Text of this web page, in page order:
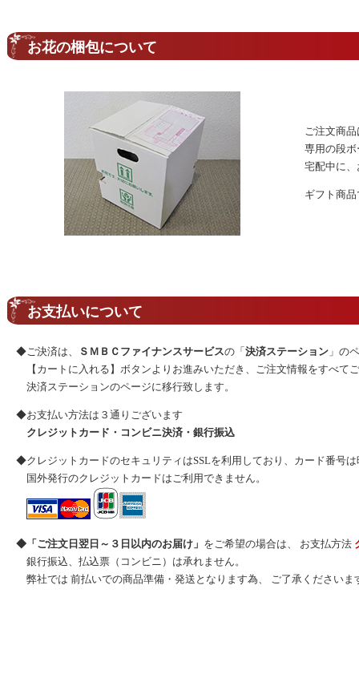
お花の梱包について
ご注文商
専用の段
宅配中に
ギフト商
お支払いについて
◆ご決済は、 ＳＭＢＣファイナンスサービスの「 決済ステーション 」の
【カートに入れる】ボタンよりお進みいただき、ご注文情報をすべて
決済ステーションのページに移行致します。
◆お支払い方法は３通りございます
クレジットカード・コンビニ決済・銀行振込
◆クレジットカードのセキュリティはSSLを利用しており、カード番号
国外発行のクレジットカードはご利用できません。
◆「ご注文日翌日～３日以内のお届け」 をご希望の場合は、 お支払方法
銀行振込、払込票（コンビニ）は承れません。
弊社では 前払いでの商品準備・発送となります為、 ご了承くださいま